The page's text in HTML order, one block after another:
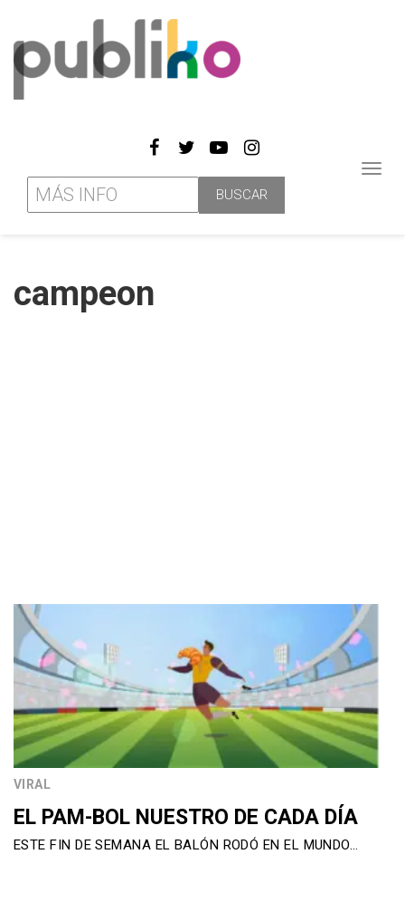
campeon
VIRAL
EL PAM-BOL NUESTRO DE CADA DÍA
ESTE FIN DE SEMANA EL BALÓN RODÓ EN EL MUNDO…